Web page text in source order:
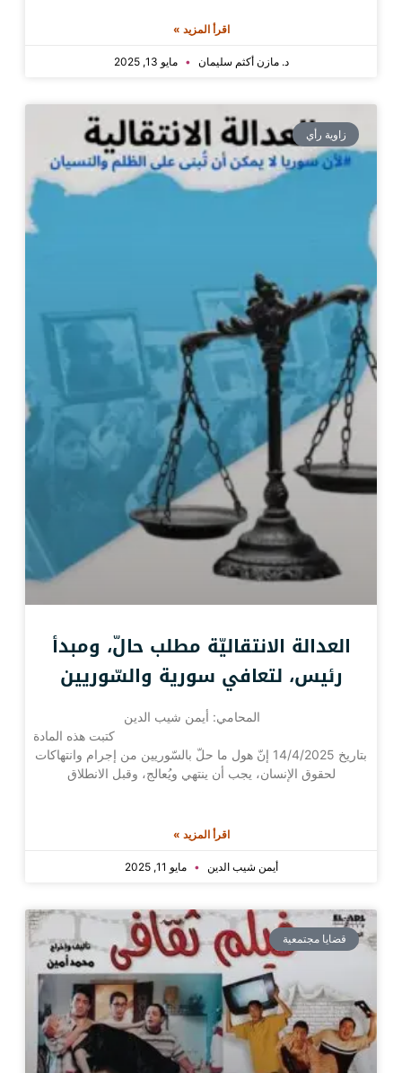
اقرأ المزيد »
د. مازن أكثم سليمان مايو 13, 2025
زاوية رأي
العدالة الانتقاليّة مطلب حالّ، ومبدأ
رئيس، لتعافي سورية والسّوريين
المحامي: أيمن شيب الدين
كتبت هذه المادة
بتاريخ 14/4/2025 إنّ هول ما حلّ بالسّوريين من إجرام وانتهاكات
لحقوق الإنسان، يجب أن ينتهي ويُعالج، وقبل الانطلاق
اقرأ المزيد »
أيمن شيب الدين مايو 11, 2025
قضايا مجتمعية